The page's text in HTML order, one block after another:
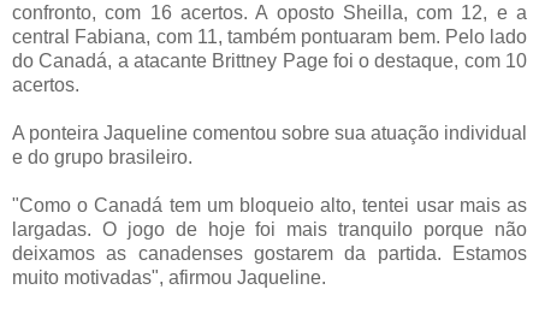
confronto, com 16 acertos. A oposto Sheilla, com 12, e a
central Fabiana, com 11, também pontuaram bem. Pelo lado
do Canadá, a atacante Brittney Page foi o destaque, com 10
acertos.
A ponteira Jaqueline comentou sobre sua atuação individual
e do grupo brasileiro.
"Como o Canadá tem um bloqueio alto, tentei usar mais as
largadas. O jogo de hoje foi mais tranquilo porque não
deixamos as canadenses gostarem da partida. Estamos
muito motivadas", afirmou Jaqueline.